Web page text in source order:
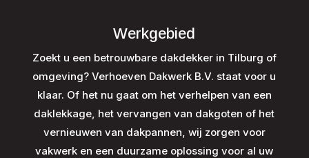
Werkgebied
Zoekt u een betrouwbare dakdekker in Tilburg of
omgeving? Verhoeven Dakwerk B.V. staat voor u
klaar. Of het nu gaat om het verhelpen van een
daklekkage, het vervangen van dakgoten of het
vernieuwen van dakpannen, wij zorgen voor
vakwerk en een duurzame oplossing voor al uw